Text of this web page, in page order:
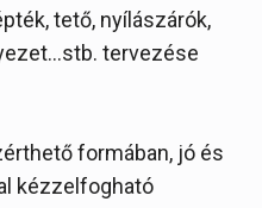
tető, nyílászárók,
tervezése
formában, jó és
kézzelfogható